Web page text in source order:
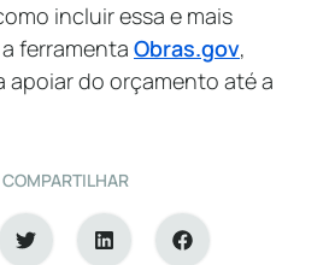
incluir essa e mais
ferramenta Obras.gov,
apoiar do orçamento até a
COMPARTILHAR